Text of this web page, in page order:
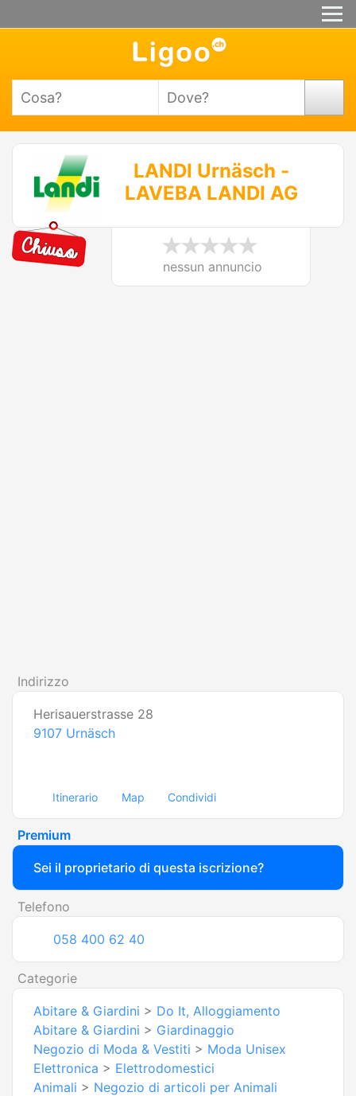
LANDI Urnäsch -
LAVEBA LANDI AG
nessun annuncio
Indirizzo
Herisauerstrasse 28
9107 Urnäsch
Itinerario Map Condividi
Premium
Sei il proprietario di questa iscrizione?
Telefono
058 400 62 40
Categorie
Abitare & Giardini > Do It, Alloggiamento
Abitare & Giardini > Giardinaggio
Negozio di Moda & Vestiti > Moda Unisex
Elettronica > Elettrodomestici
Animali > Negozio di articoli per Animali